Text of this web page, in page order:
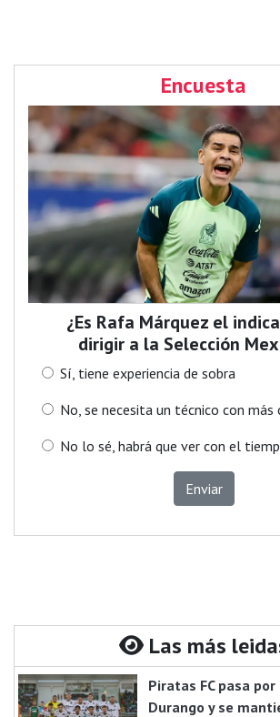
Encuesta
¿Es Rafa Márquez el
dirigir a la Selección
Sí, tiene experiencia de sobra
No, se necesita un técnico con más
No lo sé, habrá que ver con el
Enviar
Las más
Piratas FC pasa
Durango y se